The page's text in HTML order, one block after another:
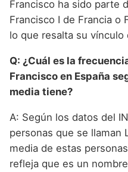
Francisco ha sido parte
Francisco I de Francia o
lo que resalta su vínculo
Q: ¿Cuál es la
Francisco en España
media tiene?
A: Según los datos del
personas que se llaman
media de estas
refleja que es un